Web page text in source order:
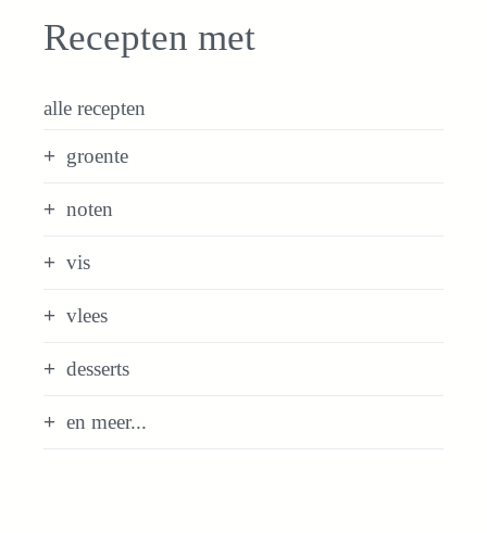
Recepten met
alle recepten
groente
noten
vis
vlees
desserts
en meer...